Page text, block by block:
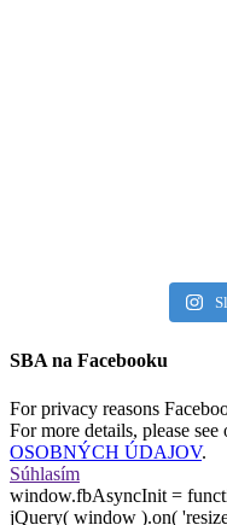
SBA na Facebooku
For privacy reasons
For more details, please see
OSOBNÝCH ÚDAJOV.
Súhlasím
window.fbAsyncInit =
jQuery( window ).on(